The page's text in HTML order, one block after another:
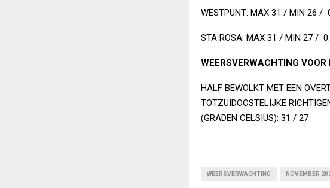
WESTPUNT: MAX 31 / MIN 26 /
STA ROSA: MAX 31 / MIN 27 /
WEERSVERWACHTING VOOR
HALF BEWOLKT MET EEN
TOTZUIDOOSTELIJKE
(GRADEN CELSIUS): 31 / 27
WEERSVERWACHTING NOVEMBER